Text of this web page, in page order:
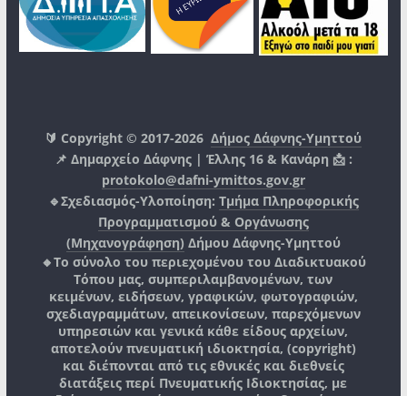
🔰 Copyright © 2017-2026Δήμος Δάφνης-Υμηττού
📌 Δημαρχείο Δάφνης | Έλλης 16 & Κανάρη 📩 :
protokolo@dafni-ymittos.gov.gr
🔹Σχεδιασμός-Υλοποίηση: Τμήμα Πληροφορικής
Προγραμματισμού & Οργάνωσης
(Μηχανογράφηση) Δήμου Δάφνης-Υμηττού
🔸Το σύνολο του περιεχομένου του Διαδικτυακού
Τόπου μας, συμπεριλαμβανομένων, των
κειμένων, ειδήσεων, γραφικών, φωτογραφιών,
σχεδιαγραμμάτων, απεικονίσεων, παρεχόμενων
υπηρεσιών και γενικά κάθε είδους αρχείων,
αποτελούν πνευματική ιδιοκτησία, (copyright)
και διέπονται από τις εθνικές και διεθνείς
διατάξεις περί Πνευματικής Ιδιοκτησίας, με